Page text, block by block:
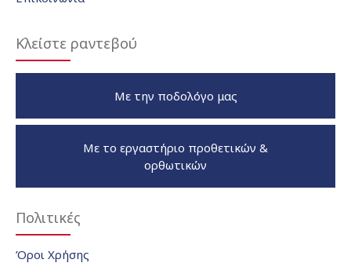
Κλείστε ραντεβού
Με την ποδολόγο μας
Με το εργαστήριο προθετικών &
ορθωτικών
Πολιτικές
Όροι Χρήσης